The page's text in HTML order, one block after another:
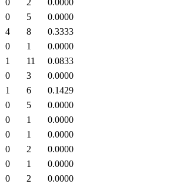
0 2
0.0000
0 5
0.0000
4 8
0.3333
0 1
0.0000
1 11
0.0833
0 3
0.0000
1 6
0.1429
0 5
0.0000
0 1
0.0000
0 1
0.0000
0 2
0.0000
0 1
0.0000
0 2
0.0000